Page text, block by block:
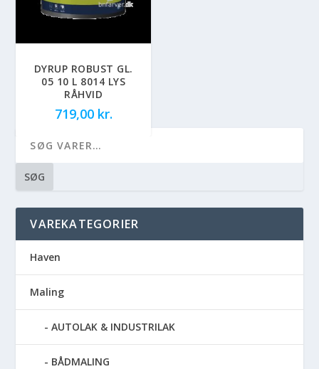
DYRUP ROBUST GL.
05 10 L 8014 LYS
RÅHVID
719,00 kr.
SØG
VAREKATEGORIER
Haven
Maling
AUTOLAK & INDUSTRILAK
BÅDMALING